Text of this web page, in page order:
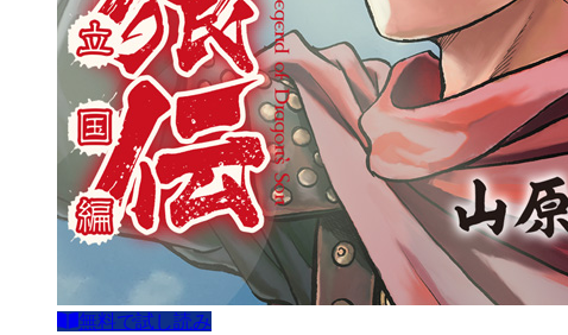
無料で試し読み